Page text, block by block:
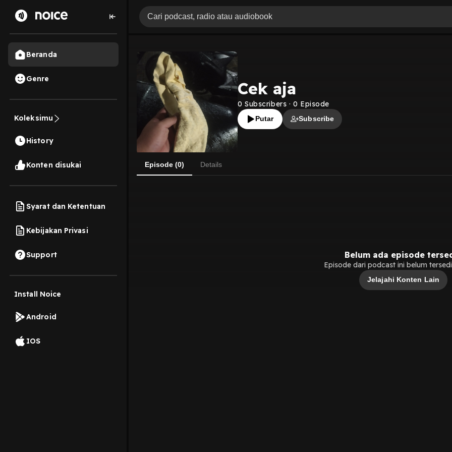
Beranda
Genre
Koleksimu
History
Konten disukai
Syarat dan Ketentuan
Kebijakan Privasi
Support
Install Noice
Android
IOS
Cek aja
0 Subscribers · 0 Episode
Putar Subscribe
Episode (0) Details
Belum ada episode
Episode dari podcast ini belum
Jelajahi Konten Lain